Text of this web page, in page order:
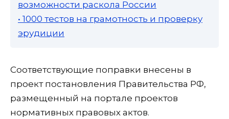
возможности раскола России
• 1000 тестов на грамотность и проверку
эрудиции
Соответствующие поправки внесены в
проект постановления Правительства РФ,
размещенный на портале проектов
нормативных правовых актов.